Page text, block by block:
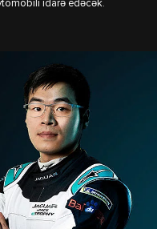
idarə edəcək.